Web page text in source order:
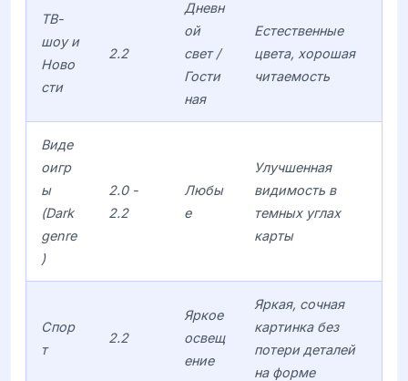
ТВ-
шоу и
Ново
сти
2.2
Дневн
ой
свет /
Гости
ная
Естественные
цвета, хорошая
читаемость
Виде
оигр
ы
(Dark
genre
)
2.0 -
2.2
Любы
е
Улучшенная
видимость в
темных углах
карты
Спор
т
2.2
Яркое
освещ
ение
Яркая, сочная
картинка без
потери деталей
на форме